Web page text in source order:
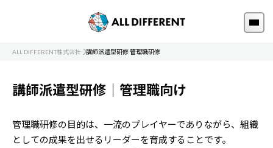
ALL DIFFERENT株式会社 講師派遣型研修 管理職研修
講師派遣型研修｜管理職向け
管理職研修の目的は、一流のプレイヤーでありながら、組織
としての成果を出せるリーダーを育成することです。